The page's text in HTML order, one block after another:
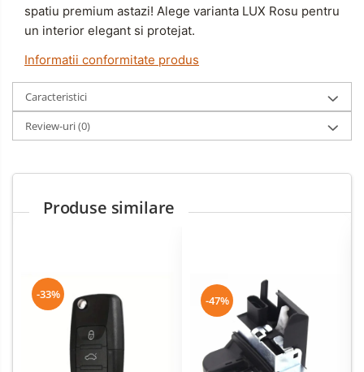
spatiu premium astazi! Alege varianta LUX Rosu pentru
un interior elegant si protejat.
Informatii conformitate produs
Caracteristici
Review-uri(0)
Produse similare
-33% -47%